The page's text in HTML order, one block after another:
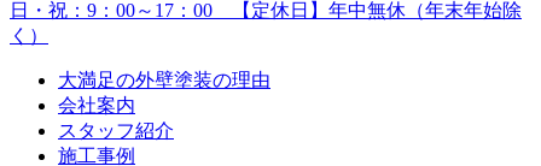
大満足の外壁塗装の理由
会社案内
スタッフ紹介
施工事例